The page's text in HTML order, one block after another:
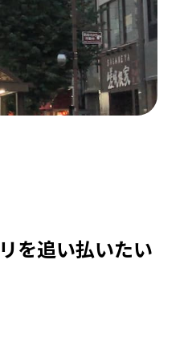
を追い払いたい